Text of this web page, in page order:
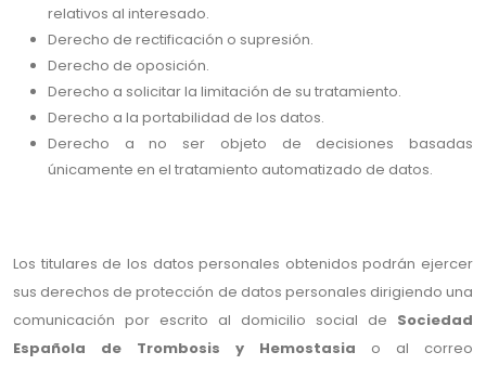
relativos al interesado.
Derecho de rectificación o supresión.
Derecho de oposición.
Derecho a solicitar la limitación de su tratamiento.
Derecho a la portabilidad de los datos.
Derecho a no ser objeto de decisiones basadas
únicamente en el tratamiento automatizado de datos.
Los titulares de los datos personales obtenidos podrán ejercer
sus derechos de protección de datos personales dirigiendo una
comunicación por escrito al domicilio social de Sociedad
Española de Trombosis y Hemostasia
o al correo